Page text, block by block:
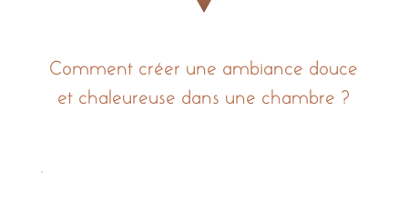
Comment créer une ambiance douce
et chaleureuse dans une chambre ?